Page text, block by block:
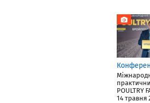
POULTRY
14 травня